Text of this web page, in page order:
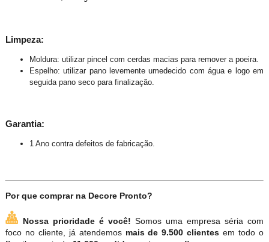
Limpeza:
Moldura: utilizar pincel com cerdas macias para remover a poeira.
Espelho: utilizar pano levemente umedecido com água e logo em
seguida pano seco para finalização.
Garantia:
1 Ano contra defeitos de fabricação.
Por que comprar na Decore Pronto?
Nossa prioridade é você! Somos uma empresa séria com
foco no cliente, já atendemos mais de 9.500 clientes em todo o